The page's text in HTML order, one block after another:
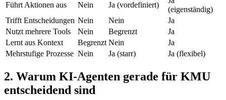
Führt Aktionen aus Nein Ja (vordefiniert)
(eigenständig)
Trifft Entscheidungen Nein Nein
Ja
Nutzt mehrere Tools
Nein Begrenzt
Ja
Lernt aus Kontext
Begrenzt Nein
Ja
Mehrstufige Prozesse Nein Ja (starr) Ja (flexibel)
2. Warum KI-Agenten gerade für KMU
entscheidend sind